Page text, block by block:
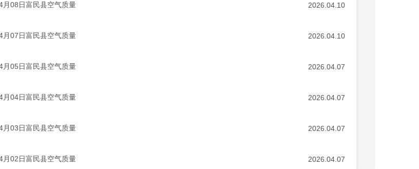
月08日富民县空气质量 2026.04.10
月07日富民县空气质量 2026.04.10
月05日富民县空气质量 2026.04.07
月04日富民县空气质量 2026.04.07
月03日富民县空气质量 2026.04.07
月02日富民县空气质量 2026.04.07